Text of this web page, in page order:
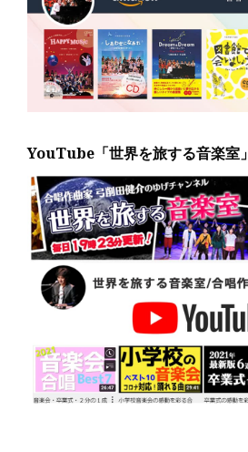
YouTube「世界を旅する音楽室」